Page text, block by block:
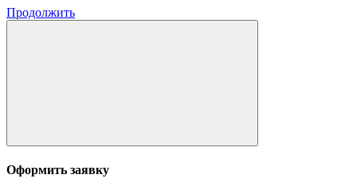
Продолжить
Оформить заявку